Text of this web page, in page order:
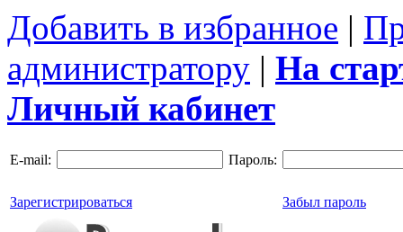
Добавить в избранное |
администратору | На
Личный кабинет
E-mail: Пароль:
Зарегистрироваться Забыл пароль